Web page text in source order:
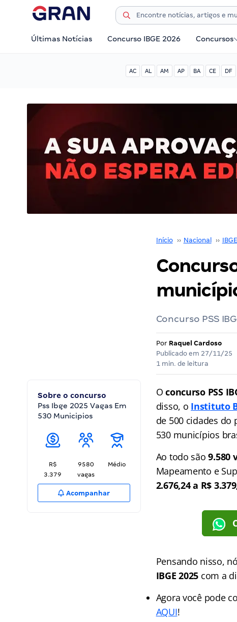
Últimas Notícias Concurso IBGE 2026 Concursos
AC AL AM AP BA CE DF
Início ›› Nacional ›› IBGE
Concurso PSS
Por Raquel Cardoso
Publicado em 27/11/25
1 min. de leitura
Sobre o concurso
Pss Ibge 2025 Vagas Em
530 Municipios
R$
3.379
9580
vagas
Médio
Acompanhar
Oconcurso PSS
disso, o Instituto
de 500 cidades do
530 municípios
Ao todo são9.580
Mapeamento e
2.676,24 a R$
Pensando nisso,
IBGE 2025 com a
Agora você pode
AQUI!